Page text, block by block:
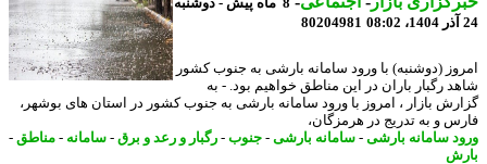
8 ماه پیش - دوشنبه
80204981
(دوشنبه) با ورود سامانه بارشی به جنوب کشور
رگبار باران در این مناطق خواهیم بود. - به
بازار ، امروز با ورود سامانه بارشی به جنوب کشور در استان های بوشهر،
و به تدریج در هرمزگان،
سامانه بارشی -سامانه بارشی -جنوب-رگبار و رعد و برق - سامانه-مناطق-